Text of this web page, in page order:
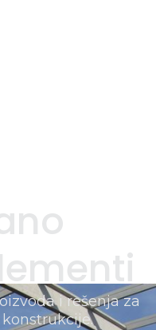
no
ementi
i rešenja za